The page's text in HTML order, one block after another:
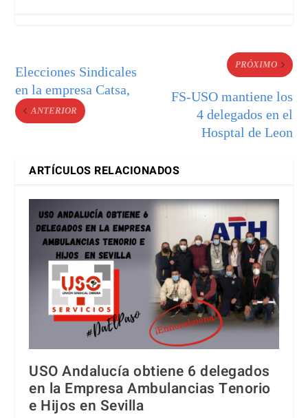
Elecciones Sindicales
en la empresa Catsa,
ANTERIOR
PRÓXIMO
FS-USO mantiene los
4 delegados en el
Hosptal de Leon
ARTÍCULOS RELACIONADOS
USO Andalucía obtiene 6 delegados
en la Empresa Ambulancias Tenorio
e Hijos en Sevilla